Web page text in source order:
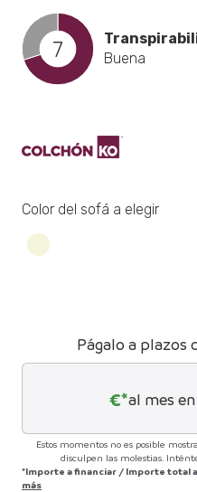
7
Buena
Color del sofá a elegir
Págalo a plazos
€*al mes en
Estos momentos no es posible
disculpen las molestias.
*Importe a financiar / Importe total
más